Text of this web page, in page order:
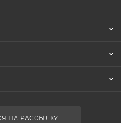
НА РАССЫЛКУ